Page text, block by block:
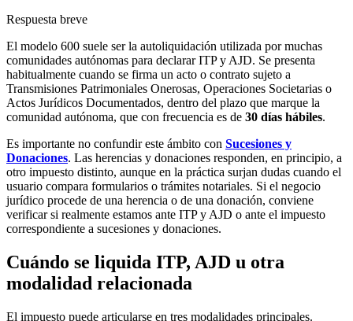
Respuesta breve
El modelo 600 suele ser la autoliquidación utilizada por muchas
comunidades autónomas para declarar ITP y AJD. Se presenta
habitualmente cuando se firma un acto o contrato sujeto a
Transmisiones Patrimoniales Onerosas, Operaciones Societarias o
Actos Jurídicos Documentados, dentro del plazo que marque la
comunidad autónoma, que con frecuencia es de 30 días hábiles.
Es importante no confundir este ámbito con Sucesiones y
Donaciones. Las herencias y donaciones responden, en principio, a
otro impuesto distinto, aunque en la práctica surjan dudas cuando el
usuario compara formularios o trámites notariales. Si el negocio
jurídico procede de una herencia o de una donación, conviene
verificar si realmente estamos ante ITP y AJD o ante el impuesto
correspondiente a sucesiones y donaciones.
Cuándo se liquida ITP, AJD u otra
modalidad relacionada
El impuesto puede articularse en tres modalidades principales.